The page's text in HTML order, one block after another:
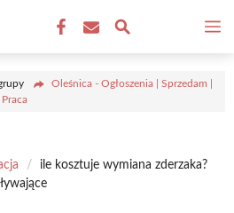
Oleśnica - Ogłoszenia | Sprzedam |
/
ile kosztuje wymiana zderzaka?